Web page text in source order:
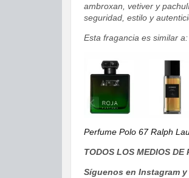
ambroxan, vetiver y
seguridad, estilo y
Esta fragancia es similar a:
Perfume Polo 67 Ralph
TODOS LOS MEDIOS DE
Síguenos en Instagram